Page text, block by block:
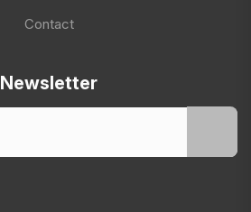
Contact
Newsletter